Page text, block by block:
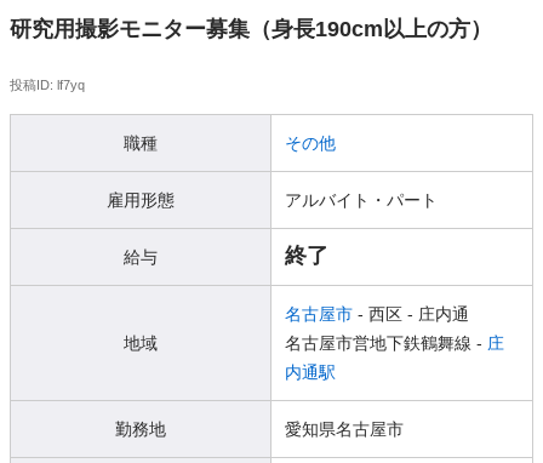
研究用撮影モニター募集（身長190cm以上の方）
投稿ID: lf7yq
職種 その他
雇用形態 アルバイト・パート
給与 終了
地域
名古屋市 - 西区 - 庄内通
名古屋市営地下鉄鶴舞線 - 庄
内通駅
勤務地 愛知県名古屋市